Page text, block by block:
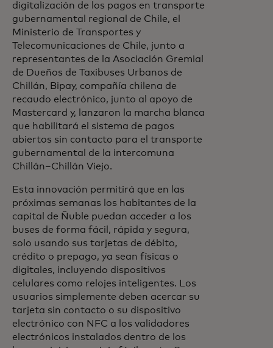
digitalización de los pagos en transporte
gubernamental regional de Chile, el
Ministerio de Transportes y
Telecomunicaciones de Chile, junto a
representantes de la Asociación Gremial
de Dueños de Taxibuses Urbanos de
Chillán, Bipay, compañía chilena de
recaudo electrónico, junto al apoyo de
Mastercard y, lanzaron la marcha blanca
que habilitará el sistema de pagos
abiertos sin contacto para el transporte
gubernamental de la intercomuna
Chillán–Chillán Viejo.
Esta innovación permitirá que en las
próximas semanas los habitantes de la
capital de Ñuble puedan acceder a los
buses de forma fácil, rápida y segura,
solo usando sus tarjetas de débito,
crédito o prepago, ya sean físicas o
digitales, incluyendo dispositivos
celulares como relojes inteligentes. Los
usuarios simplemente deben acercar su
tarjeta sin contacto o su dispositivo
electrónico con NFC a los validadores
electrónicos instalados dentro de los